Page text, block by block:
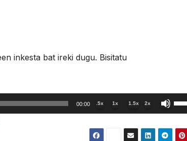
inkesta bat ireki dugu. Bisitatu
00:00 .5x 1x 1.5x 2x
las